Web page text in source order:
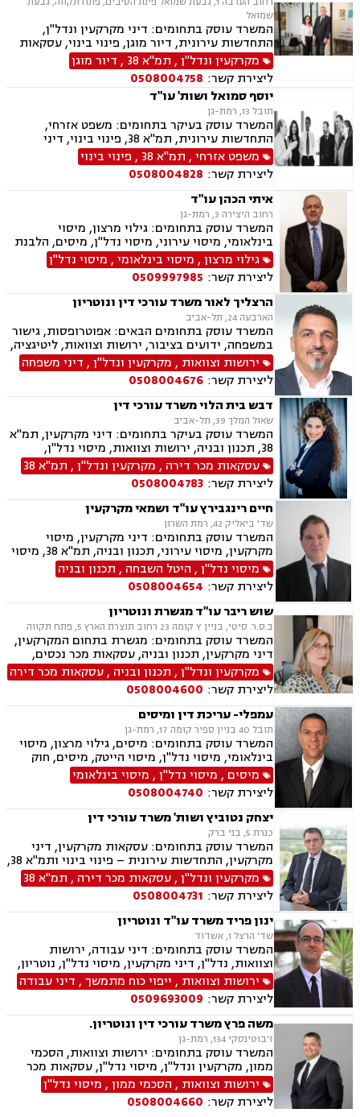
שמואל
המשרד עוסק בתחומים: דיני מקרקעין ונדל"ן,
התחדשות עירונית, דיור מוגן, פינוי בינוי, עסקאות
מכר דירה, פינוי מושכר, מגרשים לבניה, מיסוי
מקרקעין, דיני חוזים, דיני משפחה, ירושות וצוואות,
הסכמי ממון, עסקאות מתנה, ייפוי כוח מתמשך.
מקרקעין ונדל"ן, תמ"א 38 , דיור מוגן
ליצירת קשר: 0508004758
יוסף סמואל ושות' עו"ד
תובל 13, רמת-גן
המשרד עוסק בעיקר בתחומים: משפט אזרחי,
התחדשות עירונית, תמ"א 38, פינוי בינוי, דיני
מקרקעין, מיסים, גילוי מרצון, דיני תאגידים, הפקעת
קרקעות, תכנון ובניה, דיור מוגן, ירושות וצוואות,
חוקתי ומנהלי, ליווי עסקי, ליטיגציה, ליקויי בנייה,
לשון הרע, מיסוי נדל"ן, מיסוי עירוני, מיסוי פלילי,
מסחר בינלאומי, נוטריון, דיני התיישנות, זכויות
יוצרים, נדל"ן, סדר דין אזרחי וראיות, עבירות מס
כלכליות, עסקאות מכר דירה, ערבויות ושטרות, פינוי
מושכר, קבוצות רכישה, רישוי עסקים, עריכת ייפוי
כוח מתמשך
משפט אזרחי , תמ"א 38 , פינוי בינוי
ליצירת קשר: 0508004828
איתי הכהן עו"ד
רחוב היצירה 3, רמת-גן
המשרד עוסק בתחומים: גילוי מרצון, מיסוי
בינלאומי, מיסוי עירוני, מיסוי נדל"ן, מיסים, הלבנת
הון, חוק עידוד השקעת הון, ארנונה, היטל פיתוח,
תביעות יצוגיות, פינוי בינוי, קבוצות רכישה, מיסוי
פלילי ופיצוים מס' רכוש.
גילוי מרצון, מיסוי בינלאומי, מיסוי נדל"ן
ליצירת קשר: 0509997985
הרצליך לאור משרד עורכי דין ונוטריון
הארבעה 24, תל-אביב
המשרד עוסק בתחומים הבאים: אפוטרופסות, גישור
במשפחה, ידועים בציבור, ירושות וצוואות, ליטיגציה,
ליקויי בנייה, מיסוי נדל"ן, עסקאות מכר דירה,
קבוצות רכישה, תכנון ובניה, דיני חוזים ומסחר, דיני
מקרקעין, דיני משפחה, אבהות , גירושין, דיור מוגן,
הורות חד מינית, מגרשים חקלאיים, מזונות,
קבוצות רכישה, הוצאה לפועל.
ירושות וצוואות , מקרקעין ונדל"ן, דיני משפחה
ליצירת קשר: 0508004676
דבש בית הלוי משרד עורכי דין
שאול המלך 39, תל-אביב
המשרד עוסק בעיקר בתחומים: דיני מקרקעין, תמ"א
38, תכנון ובניה, ירושות וצוואות, מיסוי נדל"ן,
עסקאות מכר דירה, פינוי בינוי, קבוצות רכישה,
רשויות מקומיות.
עסקאות מכר דירה , מקרקעין ונדל"ן, תמ"א 38
ליצירת קשר: 0508004783
חיים רינגבירץ עו"ד ושמאי מקרקעין
שד' ביאליק 42, רמת השרון
המשרד עוסק בתחומים: דיני מקרקעין, מיסוי
מקרקעין, מיסוי עירוני, תכנון ובניה, תמ"א 38, מיסוי
נדל"ן, נדל"ן.
מיסוי נדל"ן, היטל השבחה , תכנון ובניה
ליצירת קשר: 0508004654
שוש ריבר עו"ד מגשרת ונוטריון
ב.ס.ר. סיטי, בניין Y קומה 23 רחוב תוצרת הארץ 5, פתח תקווה
המשרד עוסק בתחומים: מגשרת בתחום המקרקעין,
דיני מקרקעין, תכנון ובניה, עסקאות מכר נכסים,
מיסוי נדל"ן, מיסוי עירוני, ייצוג בבתי משפט נושאי
מקרקעין, ליקויי בניה, עבירות על חוקי התכנון
והבניה, ייפוי כוח מתמשך, אפוטרופסות, מגשרת
משפחה מוסמכת
מקרקעין ונדל"ן, תכנון ובניה ,עסקאות מכר דירה
ליצירת קשר: 0508004600
עמפלי- עריכת דין ומיסים
תובל 40 בניין ספיר קומה 17, רמת-גן
המשרד עוסק בתחומים: מיסים, גילוי מרצון, מיסוי
בינלאומי, מיסוי נדל"ן, מיסוי הייטק, מיסים, חוק
עידוד השקעות הון.
מיסים , מיסוי נדל"ן, מיסוי בינלאומי
ליצירת קשר: 0508004740
יצחק נטוביץ ושות' משרד עורכי דין
כנרת 5, בני ברק
המשרד עוסק בתחומים: עסקאות מקרקעין, דיני
מקרקעין, התחדשות עירונית – פינוי בינוי ותמ"א 38,
מיסוי מקרקעין, קבוצות רכישה, תכנון ובניה
מקרקעין ונדל"ן,עסקאות מכר דירה , תמ"א 38
ליצירת קשר: 0508004731
ינון פריד משרד עו"ד ונוטריון
שד' הרצל 1, אשדוד
המשרד עוסק בתחומים: דיני עבודה, ירושות
וצוואות, נדל"ן, דיני מקרקעין, מיסוי נדל"ן, נוטריון,
עסקאות מכר דירה, דיני חברות, ליטיגציה, דיני
חוזים, ערבויות ושטרות , פינוי מושכר, אזרחי מסחרי
ירושות וצוואות , ייפוי כוח מתמשך, דיני עבודה
ליצירת קשר: 0509693009
משה פרץ משרד עורכי דין ונוטריון.
ז'בוטינסקי 134, רמת-גן
המשרד עוסק בתחומים: ירושות וצוואות, הסכמי
ממון, מקרקעין ונדל"ן, מיסוי נדל"ן, עסקאות מכר
דירה, פינוי מושכר, נוטריון,
ירושות וצוואות , הסכמי ממון, מיסוי נדל"ן
ליצירת קשר: 0508004660